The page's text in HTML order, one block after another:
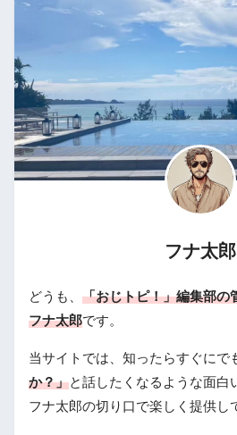
フナ太郎
どうも、 「おじトピ！」編集部の
フナ太郎です。
当サイトでは、知ったらすぐにで
か？」と話したくなるような面白
フナ太郎の切り口で楽しく提供し